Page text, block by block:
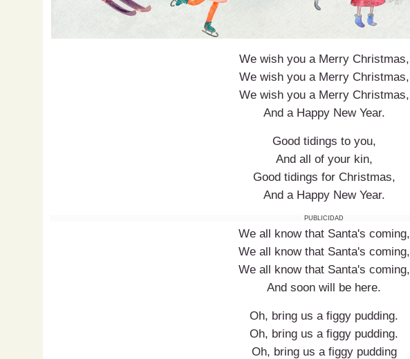
We wish you a Merry Christmas,
We wish you a Merry Christmas,
We wish you a Merry Christmas,
And a Happy New Year.
Good tidings to you,
And all of your kin,
Good tidings for Christmas,
And a Happy New Year.
PUBLICIDAD
We all know that Santa's coming,
We all know that Santa's coming,
We all know that Santa's coming,
And soon will be here.
Oh, bring us a figgy pudding.
Oh, bring us a figgy pudding.
Oh, bring us a figgy pudding